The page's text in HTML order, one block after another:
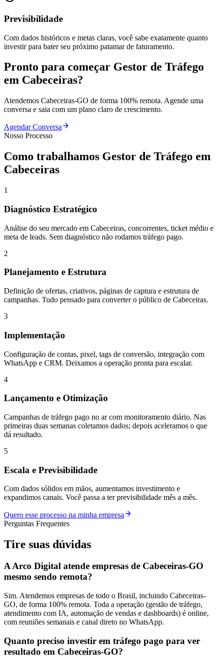
Previsibilidade
Com dados históricos e metas claras, você sabe exatamente quanto
investir para bater seu próximo patamar de faturamento.
Pronto para começar Gestor de Tráfego
em Cabeceiras?
Atendemos Cabeceiras-GO de forma 100% remota. Agende uma
conversa e saia com um plano claro de crescimento.
Agendar Conversa
Nosso Processo
Como trabalhamos Gestor de Tráfego em
Cabeceiras
1
Diagnóstico Estratégico
Análise do seu mercado em Cabeceiras, concorrentes, ticket médio e
meta de leads. Sem diagnóstico não rodamos tráfego pago.
2
Planejamento e Estrutura
Definição de ofertas, criativos, páginas de captura e estrutura de
campanhas. Tudo pensado para converter o público de Cabeceiras.
3
Implementação
Configuração de contas, pixel, tags de conversão, integração com
WhatsApp e CRM. Deixamos a operação pronta para escalar.
4
Lançamento e Otimização
Campanhas de tráfego pago no ar com monitoramento diário. Nas
primeiras duas semanas coletamos dados; depois aceleramos o que
dá resultado.
5
Escala e Previsibilidade
Com dados sólidos em mãos, aumentamos investimento e
expandimos canais. Você passa a ter previsibilidade mês a mês.
Quero esse processo na minha empresa
Perguntas Frequentes
Tire suas dúvidas
A Arco Digital atende empresas de Cabeceiras-GO
mesmo sendo remota?
Sim. Atendemos empresas de todo o Brasil, incluindo Cabeceiras-
GO, de forma 100% remota. Toda a operação (gestão de tráfego,
atendimento com IA, automação de vendas e dashboards) é online,
com reuniões semanais e canal direto no WhatsApp.
Quanto preciso investir em tráfego pago para ver
resultado em Cabeceiras-GO?